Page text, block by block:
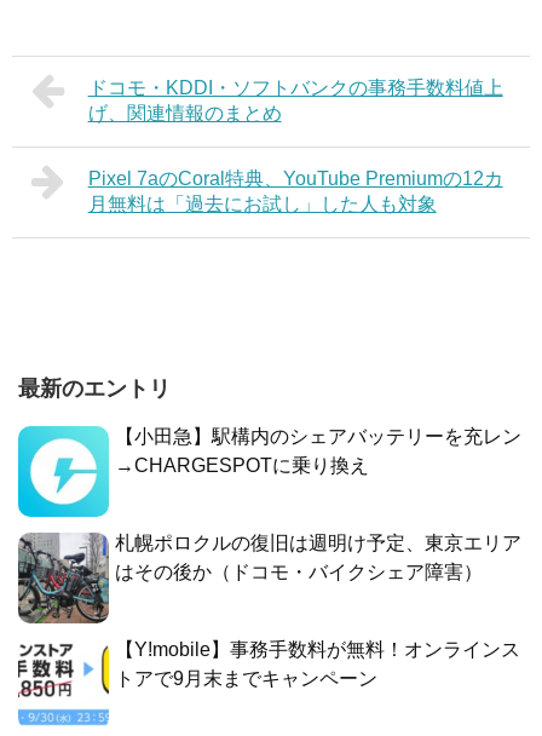
ドコモ・KDDI・ソフトバンクの事務手数料値上
げ、関連情報のまとめ
Pixel 7aのCoral特典、YouTube Premiumの12カ
月無料は「過去にお試し」した人も対象
最新のエントリ
【小田急】駅構内のシェアバッテリーを充レン
→CHARGESPOTに乗り換え
札幌ポロクルの復旧は週明け予定、東京エリア
はその後か（ドコモ・バイクシェア障害）
【Y!mobile】事務手数料が無料！オンラインス
トアで9月末までキャンペーン